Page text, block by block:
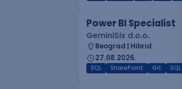
Power BI Specialist
GeminiSix d.o.o.
Beograd | Hibrid
27.08.2026.
SQL SharePoint Git SQL